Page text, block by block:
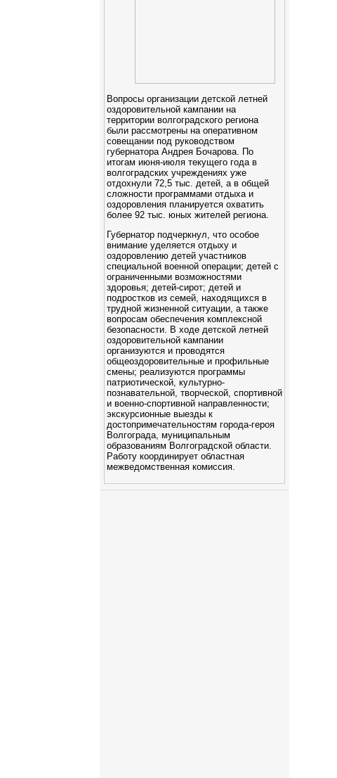
Вопросы организации детской летней
оздоровительной кампании на
территории волгоградского региона
были рассмотрены на оперативном
совещании под руководством
губернатора Андрея Бочарова. По
итогам июня-июля текущего года в
волгоградских учреждениях уже
отдохнули 72,5 тыс. детей, а в общей
сложности программами отдыха и
оздоровления планируется охватить
более 92 тыс. юных жителей региона.
Губернатор подчеркнул, что особое
внимание уделяется отдыху и
оздоровлению детей участников
специальной военной операции; детей с
ограниченными возможностями
здоровья; детей-сирот; детей и
подростков из семей, находящихся в
трудной жизненной ситуации, а также
вопросам обеспечения комплексной
безопасности. В ходе детской летней
оздоровительной кампании
организуются и проводятся
общеоздоровительные и профильные
смены; реализуются программы
патриотической, культурно-
познавательной, творческой, спортивной
и военно-спортивной направленности;
экскурсионные выезды к
достопримечательностям города-героя
Волгограда, муниципальным
образованиям Волгоградской области.
Работу координирует областная
межведомственная комиссия.